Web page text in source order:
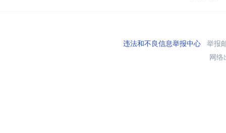
违法和不良信息举报中心举报
网